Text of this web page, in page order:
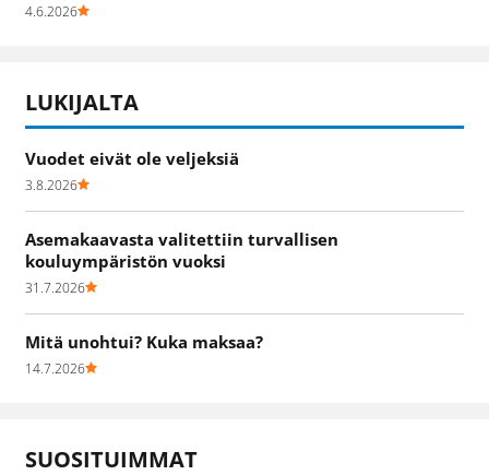
4.6.2026
LUKIJALTA
Vuodet eivät ole veljeksiä
3.8.2026
Asemakaavasta valitettiin turvallisen
kouluympäristön vuoksi
31.7.2026
Mitä unohtui? Kuka maksaa?
14.7.2026
SUOSITUIMMAT